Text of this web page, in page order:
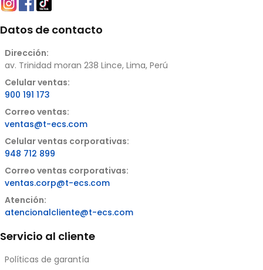
Datos de contacto
Dirección:
av. Trinidad moran 238 Lince, Lima, Perú
Celular ventas:
900 191 173
Correo ventas:
ventas@t-ecs.com
Celular ventas corporativas:
948 712 899
Correo ventas corporativas:
ventas.corp@t-ecs.com
Atención:
atencionalcliente@t-ecs.com
Servicio al cliente
Políticas de garantía